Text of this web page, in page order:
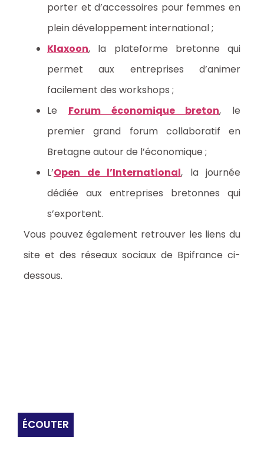
porter et d’accessoires pour femmes en
plein développement international ;
Klaxoon, la plateforme bretonne qui
permet aux entreprises d’animer
facilement des workshops ;
Le Forum économique breton, le
premier grand forum collaboratif en
Bretagne autour de l’économique ;
L’Open de l’International, la journée
dédiée aux entreprises bretonnes qui
s’exportent.
Vous pouvez également retrouver les liens du
site et des réseaux sociaux de Bpifrance ci-
dessous.
ÉCOUTER